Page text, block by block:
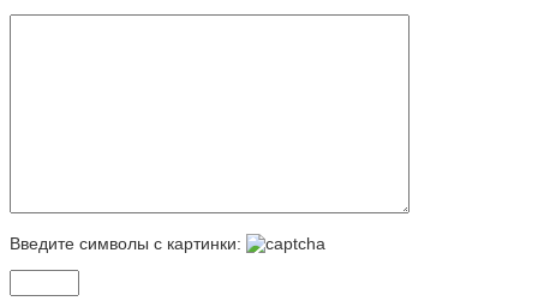
Введите символы с картинки: